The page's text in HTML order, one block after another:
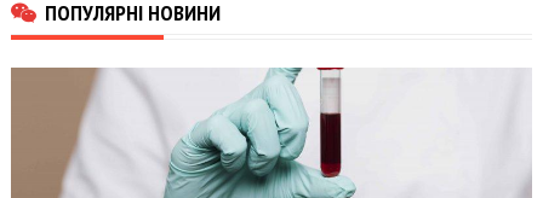
ПОПУЛЯРНІ НОВИНИ